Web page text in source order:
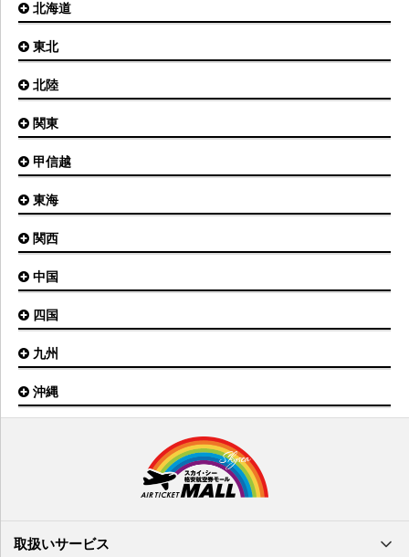
北海道
札幌(新千歳)空港
旭川空港
オホーツク紋別空港
釧路空港
稚内空港
とかち帯広空港
根室中標津空港
奥尻空港
利尻空港
東北
仙台空港
青森空港
三沢空港
福島空港
大館能代空港
庄内空港
山形空港
北陸
小松空港
能登空港
関東
東京(羽田)空港
茨城空港
八丈島空港
甲信越
新潟空港
東海
名古屋(中部)空港
静岡空港
関西
大阪(伊丹)空港
神戸空港
南紀白浜空港
但馬空港
中国
広島空港
山口宇部空港
出雲空港
米子空港
四国
松山空港
徳島空港
九州
福岡空港
鹿児島空港
北九州空港
沖縄
南大東空港
取扱いサービス